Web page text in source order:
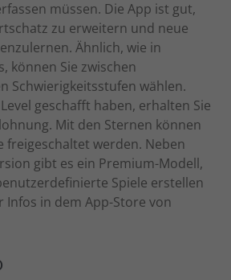
müssen. Die App ist gut,
zu erweitern und neue
Ähnlich, wie in
können Sie zwischen
Schwierigkeitsstufen wählen.
geschafft haben, erhalten Sie
Mit den Sternen können
freigeschaltet werden. Neben
gibt es ein Premium-Modell,
Spiele erstellen
Infos in dem App-Store von